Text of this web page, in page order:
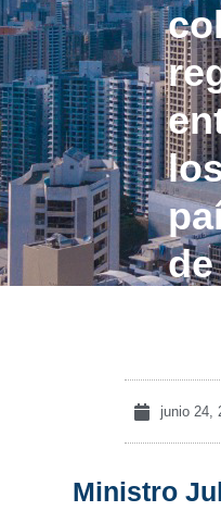
de
junio 24,
Ministro